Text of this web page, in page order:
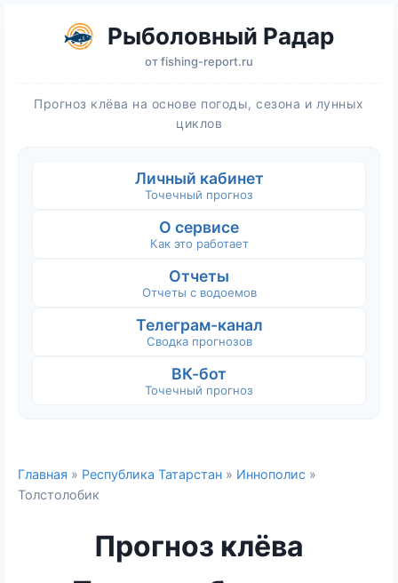
Рыболовный Радар
отfishing-report.ru
Прогноз клёва на основе погоды, сезона и лунных
циклов
Личный кабинет
Точечный прогноз
О сервисе
Как это работает
Отчеты
Отчеты с водоемов
Телеграм-канал
Сводка прогнозов
ВК-бот
Точечный прогноз
Главная » Республика Татарстан » Иннополис »
Толстолобик
Прогноз клёва